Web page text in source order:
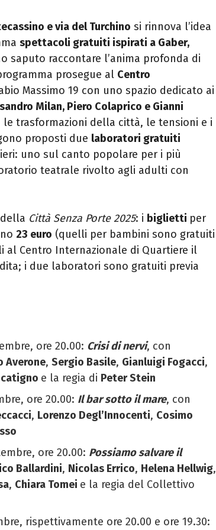
e via del Turchino si rinnova l’idea
spettacoli gratuiti ispirati a Gaber,
saputo raccontare l’anima profonda di
prosegue al Centro
Massimo 19 con uno spazio dedicato ai
Milan, Piero Colaprico e Gianni
trasformazioni della città, le tensioni e i
proposti due laboratori gratuiti
uno sul canto popolare per i più
teatrale rivolto agli adulti con
della Città Senza Porte 2025: i biglietti per
23 euro (quelli per bambini sono gratuiti
al Centro Internazionale di Quartiere il
i due laboratori sono gratuiti previa
ore 20.00: Crisi di nervi, con
Averone, Sergio Basile, Gianluigi Fogacci,
e la regia di Peter Stein
ore 20.00: Il bar sotto il mare, con
, Lorenzo Degl’Innocenti, Cosimo
ore 20.00: Possiamo salvare il
Ballardini, Nicolas Errico, Helena Hellwig,
, Chiara Tomei e la regia del Collettivo
rispettivamente ore 20.00 e ore 19.30: